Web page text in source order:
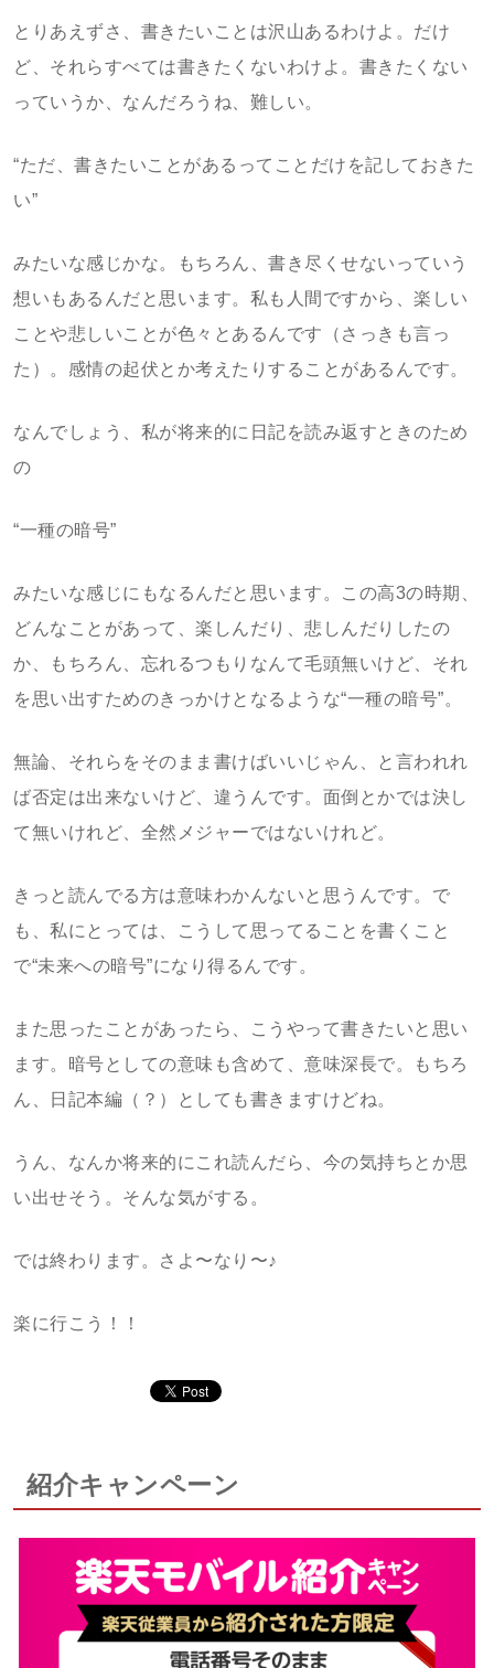
とりあえずさ、書きたいことは沢山あるわけよ。だけ
ど、それらすべては書きたくないわけよ。書きたくない
っていうか、なんだろうね、難しい。
“ただ、書きたいことがあるってことだけを記しておきた
い”
みたいな感じかな。もちろん、書き尽くせないっていう
想いもあるんだと思います。私も人間ですから、楽しい
ことや悲しいことが色々とあるんです（さっきも言っ
た）。感情の起伏とか考えたりすることがあるんです。
なんでしょう、私が将来的に日記を読み返すときのため
の
“一種の暗号”
みたいな感じにもなるんだと思います。この高3の時期、
どんなことがあって、楽しんだり、悲しんだりしたの
か、もちろん、忘れるつもりなんて毛頭無いけど、それ
を思い出すためのきっかけとなるような“一種の暗号”。
無論、それらをそのまま書けばいいじゃん、と言われれ
ば否定は出来ないけど、違うんです。面倒とかでは決し
て無いけれど、全然メジャーではないけれど。
きっと読んでる方は意味わかんないと思うんです。で
も、私にとっては、こうして思ってることを書くこと
で“未来への暗号”になり得るんです。
また思ったことがあったら、こうやって書きたいと思い
ます。暗号としての意味も含めて、意味深長で。もちろ
ん、日記本編（？）としても書きますけどね。
うん、なんか将来的にこれ読んだら、今の気持ちとか思
い出せそう。そんな気がする。
では終わります。さよ〜なり〜♪
楽に行こう！！
紹介キャンペーン